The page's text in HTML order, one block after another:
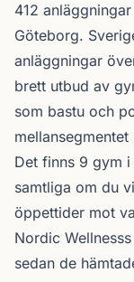
412
Göteborg.
anläggningar
brett utbud av
som bastu och
Det finns 9 gym
samtliga om du
öppettider mot
Nordic
sedan de